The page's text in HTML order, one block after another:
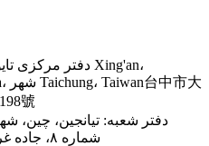
號
دفتر شعبه: تیانجین، چین،
شماره ۸، جاده غربی هایهانگ، منطقه نینگهه